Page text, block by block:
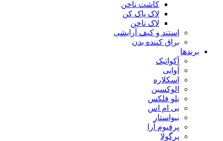
کاشت ناخن
لاک پاک کن
لاک ناخن
استند و کیف آرایشی
براق کننده بدن
برندها
آکواتیک
آوایی
اسکلاره
الوکسین
بلو فلکس
بی ام اس
بیواستار
پرفیوم آرا
پرگولا